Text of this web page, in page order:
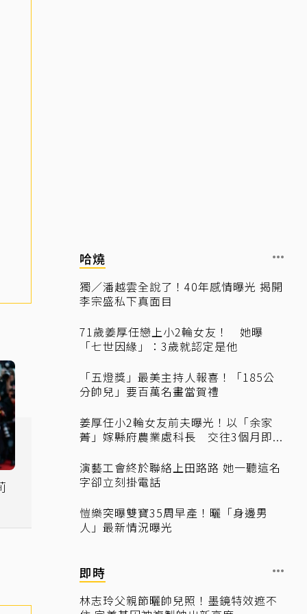
哈燒
獨／潘越雲全說了！40年感情曝光 揭開
李宗盛私下真面目
71歲姜厚任戀上小2輪女友！ 她曝
「七世因緣」：3歲就認定是他
「五燈獎」最美主持人報喜！「185公
分帥兒」要百萬名畫當賀禮
姜厚任小2輪女友前夫曝光！以「余家
菁」嫁縣府農業處科長 交往3個月即...
演藝工會終於聯絡上田路路 她一聽這名
字卻立刻掛電話
愷樂突曝雙寶35周早產！曬「身邊男
人」最新情況曝光
即時
林志玲父親節曬帥兒照！墨鏡特效遮不